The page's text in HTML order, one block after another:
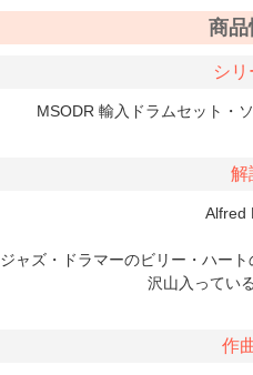
商品
シ
MSODR 輸入ドラムセット・
解
Alfred
ジャズ・ドラマーのビリー・ハー
沢山入ってい
作